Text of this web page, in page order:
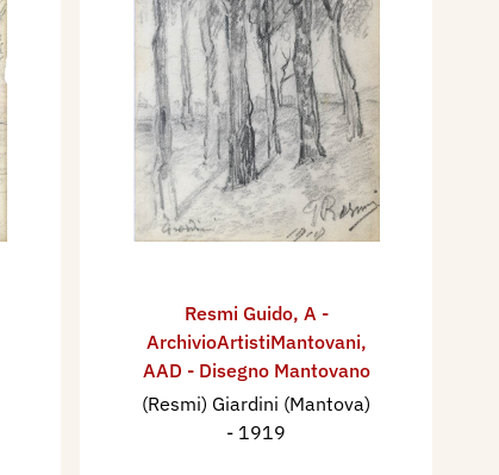
Resmi Guido, A -
ArchivioArtistiMantovani,
AAD - Disegno Mantovano
(Resmi) Giardini (Mantova)
- 1919